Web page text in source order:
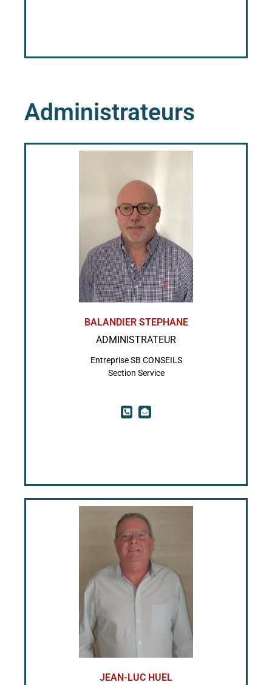
Administrateurs
BALANDIER STEPHANE
ADMINISTRATEUR
Entreprise SB CONSEILS
Section Service
JEAN-LUC HUEL